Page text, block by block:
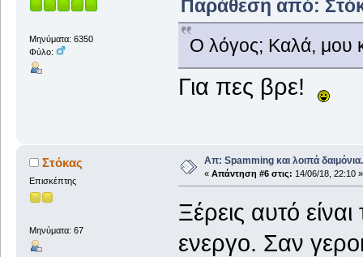
Μηνύματα: 6350
Φύλο:
Παράθεση από:
Ο λόγος; Καλά, μου
Για πες βρε!
Στόκας
Επισκέπτης
Μηνύματα: 67
Απ: Spamming και λοιπά
« Απάντηση #6 στις: 14/06/18, 22:10 »
Ξέρεις αυτό
ενεργο. Σαν